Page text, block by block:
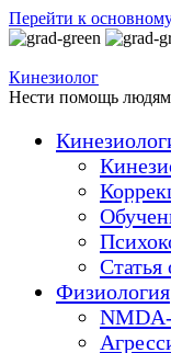
Перейти к
Кинезиолог
Нести помощь людям
Статья
Физиология